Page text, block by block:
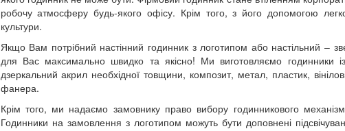
робочу атмосферу будь-якого офісу. Крім того, з його допомогою
культури.
Якщо Вам потрібний настінний годинник з логотипом або настільний –
для Вас максимально швидко та якісно! Ми виготовляємо годинники
дзеркальний акрил необхідної товщини, композит, метал, пластик,
фанера.
Крім того, ми надаємо замовнику право вибору годинникового
Годинники на замовлення з логотипом можуть бути доповнені